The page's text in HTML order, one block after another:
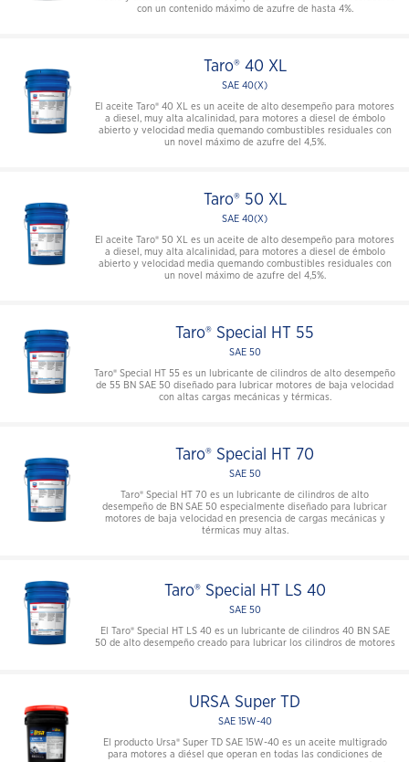
con un contenido máximo de azufre de hasta 4%.
Taro® 40 XL
SAE 40(X)
El aceite Taro® 40 XL es un aceite de alto desempeño para motores
a diesel, muy alta alcalinidad, para motores a diesel de émbolo
abierto y velocidad media quemando combustibles residuales con
un novel máximo de azufre del 4,5%.
Taro® 50 XL
SAE 40(X)
El aceite Taro® 50 XL es un aceite de alto desempeño para motores
a diesel, muy alta alcalinidad, para motores a diesel de émbolo
abierto y velocidad media quemando combustibles residuales con
un novel máximo de azufre del 4,5%.
Taro® Special HT 55
SAE 50
Taro® Special HT 55 es un lubricante de cilindros de alto desempeño
de 55 BN SAE 50 diseñado para lubricar motores de baja velocidad
con altas cargas mecánicas y térmicas.
Taro® Special HT 70
SAE 50
Taro® Special HT 70 es un lubricante de cilindros de alto
desempeño de BN SAE 50 especialmente diseñado para lubricar
motores de baja velocidad en presencia de cargas mecánicas y
térmicas muy altas.
Taro® Special HT LS 40
SAE 50
El Taro® Special HT LS 40 es un lubricante de cilindros 40 BN SAE
50 de alto desempeño creado para lubricar los cilindros de motores
URSA Super TD
SAE 15W-40
El producto Ursa® Super TD SAE 15W-40 es un aceite multigrado
para motores a diésel que operan en todas las condiciones de